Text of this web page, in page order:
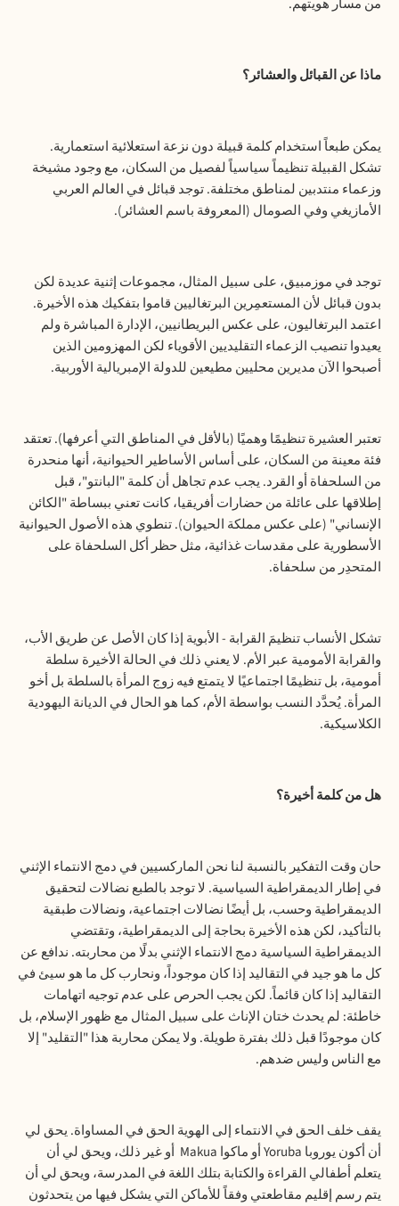
من مسار هويتهم.
ماذا عن القبائل والعشائر؟
يمكن طبعاً استخدام كلمة قبيلة دون نزعة استعلائية استعمارية.
تشكل القبيلة تنظيماً سياسياً لفصيل من السكان، مع وجود مشيخة
وزعماء منتدبين لمناطق مختلفة. توجد قبائل في العالم العربي
الأمازيغي وفي الصومال (المعروفة باسم العشائر).
توجد في موزمبيق، على سبيل المثال، مجموعات إثنية عديدة لكن
بدون قبائل لأن المستعمِرين البرتغاليين قاموا بتفكيك هذه الأخيرة.
اعتمد البرتغاليون، على عكس البريطانيين، الإدارة المباشرة ولم
يعيدوا تنصيب الزعماء التقليديين الأقوياء لكن المهزومين الذين
أصبحوا الآن مديرين محليين مطيعين للدولة الإمبريالية الأوربية.
تعتبر العشيرة تنظيمًا وهميًا (بالأقل في المناطق التي أعرفها). تعتقد
فئة معينة من السكان، على أساس الأساطير الحيوانية، أنها منحدرة
من السلحفاة أو القرد. يجب عدم تجاهل أن كلمة "البانتو"، قبل
إطلاقها على عائلة من حضارات أفريقيا، كانت تعني ببساطة "الكائن
الإنساني" (على عكس مملكة الحيوان). تنطوي هذه الأصول الحيوانية
الأسطورية على مقدسات غذائية، مثل حظر أكل السلحفاة على
المتحدِر من سلحفاة.
تشكل الأنساب تنظيمَ القرابة - الأبوية إذا كان الأصل عن طريق الأب،
والقرابة الأمومية عبر الأم. لا يعني ذلك في الحالة الأخيرة سلطة
أمومية، بل تنظيمًا اجتماعيًا لا يتمتع فيه زوج المرأة بالسلطة بل أخو
المرأة. يُحدَّد النسب بواسطة الأم، كما هو الحال في الديانة اليهودية
الكلاسيكية.
هل من كلمة أخيرة؟
حان وقت التفكير بالنسبة لنا نحن الماركسيين في دمج الانتماء الإثني
في إطار الديمقراطية السياسية. لا توجد بالطبع نضالات لتحقيق
الديمقراطية وحسب، بل أيضًا نضالات اجتماعية، ونضالات طبقية
بالتأكيد، لكن هذه الأخيرة بحاجة إلى الديمقراطية، وتقتضي
الديمقراطية السياسية دمج الانتماء الإثني بدلًا من محاربته. ندافع عن
كل ما هو جيد في التقاليد إذا كان موجوداً، ونحارب كل ما هو سيئ في
التقاليد إذا كان قائماً. لكن يجب الحرص على عدم توجيه اتهامات
خاطئة: لم يحدث ختان الإناث على سبيل المثال مع ظهور الإسلام، بل
كان موجودًا قبل ذلك بفترة طويلة. ولا يمكن محاربة هذا "التقليد" إلا
مع الناس وليس ضدهم.
يقف خلف الحق في الانتماء إلى الهوية الحق في المساواة. يحق لي
أن أكون يوروبا Yorubaأو ماكوا Makua أو غير ذلك، ويحق لي أن
يتعلم أطفالي القراءة والكتابة بتلك اللغة في المدرسة، ويحق لي أن
يتم رسم إقليم مقاطعتي وفقاً للأماكن التي يشكل فيها من يتحدثون